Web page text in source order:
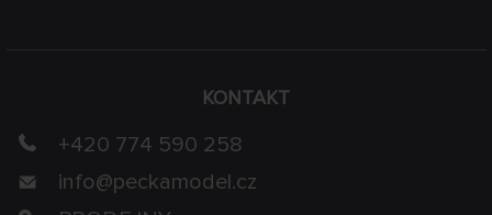
KONTAKT
+420 774 590 258
info@peckamodel.cz